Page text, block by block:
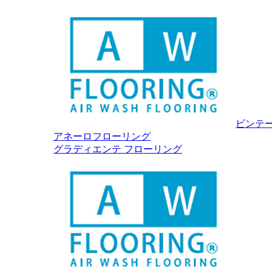
ビンテ
アネーロフローリング
グラディエンテ フローリング